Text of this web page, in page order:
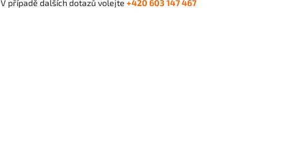
V případě dalších dotazů volejte +420 603 147 467